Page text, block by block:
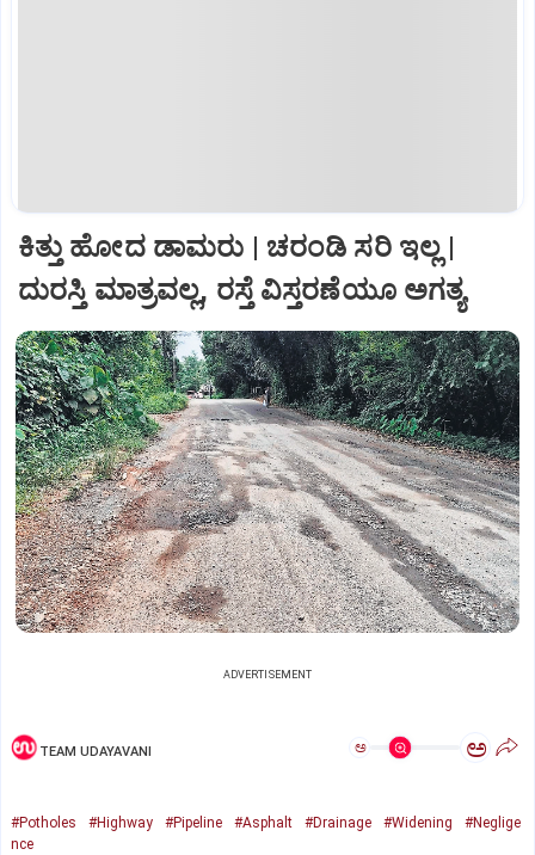
ಕಿತ್ತು ಹೋದ ಡಾಮರು | ಚರಂಡಿ ಸರಿ ಇಲ್ಲ |
ದುರಸ್ತಿ ಮಾತ್ರವಲ್ಲ, ರಸ್ತೆ ವಿಸ್ತರಣೆಯೂ ಅಗತ್ಯ
ADVERTISEMENT
TEAM UDAYAVANI ಅ ಅ
#Potholes #Highway #Pipeline #Asphalt #Drainage #Widening
#Neglige
nce